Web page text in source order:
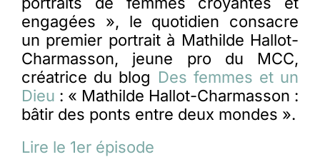
engagées », le quotidien consacre
un premier portrait à Mathilde Hallot-
Charmasson, jeune pro du MCC,
créatrice du blog Des femmes et un
Dieu : « Mathilde Hallot-Charmasson :
bâtir des ponts entre deux mondes ».
Lire le 1er épisode